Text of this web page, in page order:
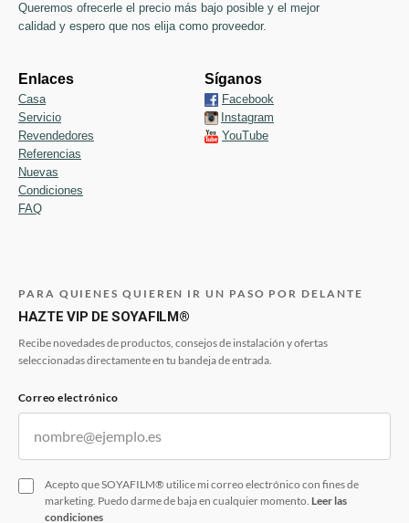
Queremos ofrecerle el precio más bajo posible y el mejor
calidad y espero que nos elija como proveedor.
Enlaces
Casa
Servicio
Revendedores
Referencias
Nuevas
Condiciones
FAQ
Síganos
Facebook
Instagram
YouTube
PARA QUIENES QUIEREN IR UN PASO POR DELANTE
HAZTE VIP DE SOYAFILM®
Recibe novedades de productos, consejos de instalación y ofertas
seleccionadas directamente en tu bandeja de entrada.
Correo electrónico
Acepto que SOYAFILM® utilice mi correo electrónico con fines de
marketing. Puedo darme de baja en cualquier momento. Leer las
condiciones